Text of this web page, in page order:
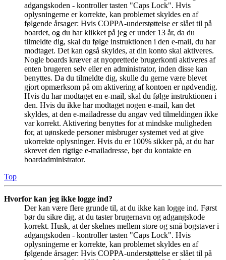
adgangskoden - kontroller tasten "Caps Lock". Hvis
oplysningerne er korrekte, kan problemet skyldes en af
følgende årsager: Hvis COPPA-understøttelse er slået til på
boardet, og du har klikket på jeg er under 13 år, da du
tilmeldte dig, skal du følge instruktionen i den e-mail, du har
modtaget. Det kan også skyldes, at din konto skal aktiveres.
Nogle boards kræver at nyoprettede brugerkonti aktiveres af
enten brugeren selv eller en administrator, inden disse kan
benyttes. Da du tilmeldte dig, skulle du gerne være blevet
gjort opmærksom på om aktivering af kontoen er nødvendig.
Hvis du har modtaget en e-mail, skal du følge instruktionen i
den. Hvis du ikke har modtaget nogen e-mail, kan det
skyldes, at den e-mailadresse du angav ved tilmeldingen ikke
var korrekt. Aktivering benyttes for at mindske muligheden
for, at uønskede personer misbruger systemet ved at give
ukorrekte oplysninger. Hvis du er 100% sikker på, at du har
skrevet den rigtige e-mailadresse, bør du kontakte en
boardadministrator.
Top
Hvorfor kan jeg ikke logge ind?
Der kan være flere grunde til, at du ikke kan logge ind. Først
bør du sikre dig, at du taster brugernavn og adgangskode
korrekt. Husk, at der skelnes mellem store og små bogstaver i
adgangskoden - kontroller tasten "Caps Lock". Hvis
oplysningerne er korrekte, kan problemet skyldes en af
følgende årsager: Hvis COPPA-understøttelse er slået til på